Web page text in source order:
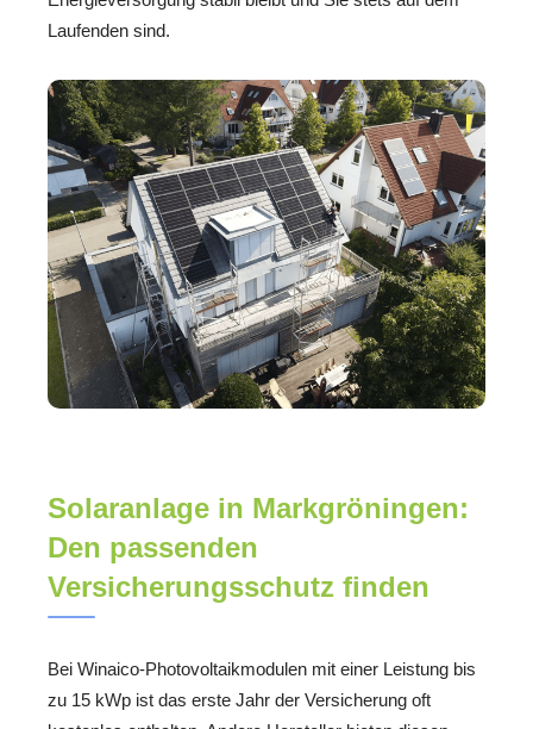
Laufenden sind.
Solaranlage in Markgröningen:
Den passenden
Versicherungsschutz finden
Bei Winaico-Photovoltaikmodulen mit einer Leistung bis
zu 15 kWp ist das erste Jahr der Versicherung oft